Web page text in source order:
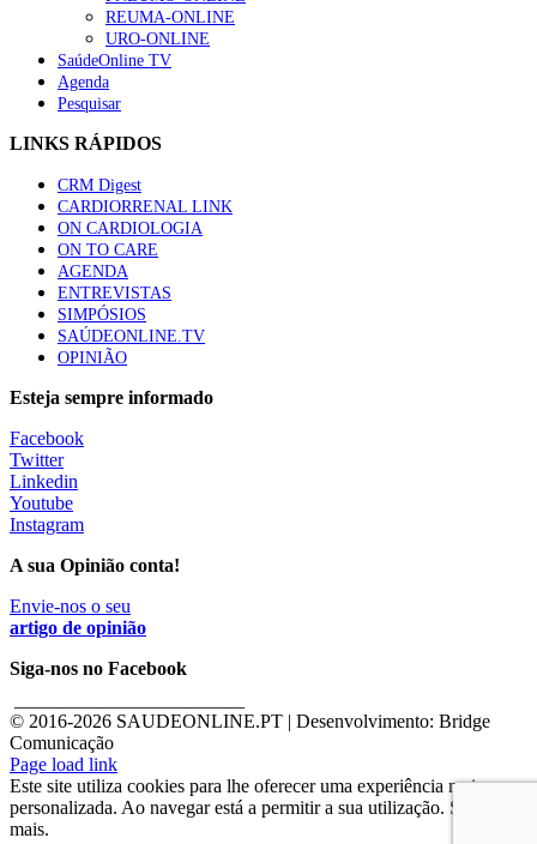
REUMA-ONLINE
URO-ONLINE
SaúdeOnline TV
Agenda
Pesquisar
LINKS RÁPIDOS
CRM Digest
CARDIORRENAL LINK
ON CARDIOLOGIA
ON TO CARE
AGENDA
ENTREVISTAS
SIMPÓSIOS
SAÚDEONLINE.TV
OPINIÃO
Esteja sempre informado
Facebook
Twitter
Linkedin
Youtube
Instagram
A sua Opinião conta!
Envie-nos o seu
artigo de opinião
Siga-nos no Facebook
© 2016-2026 SAUDEONLINE.PT | Desenvolvimento: Bridge
Comunicação
Page load link
Este site utiliza cookies para lhe oferecer uma experiência mais
personalizada. Ao navegar está a permitir a sua utilização. Saber
mais.